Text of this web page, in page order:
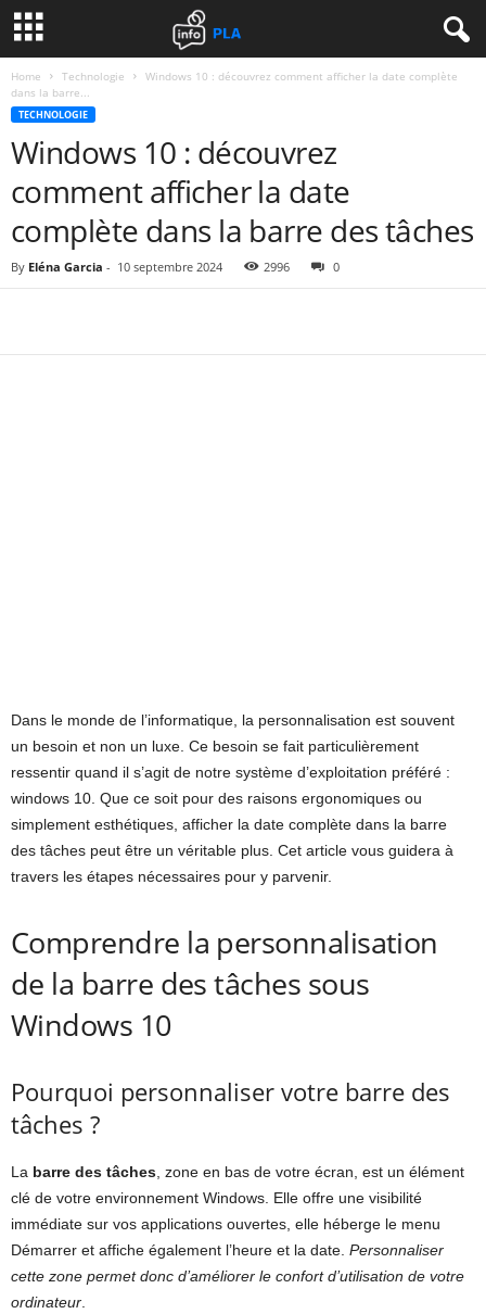
Home Technologie
Windows 10 : découvrez comment afficher la date complète
dans la barre...
TECHNOLOGIE
Windows 10 : découvrez
comment afficher la date
complète dans la barre des tâches
By Eléna Garcia - 10 septembre 2024 2996 0
Dans le monde de l’informatique, la personnalisation est souvent
un besoin et non un luxe. Ce besoin se fait particulièrement
ressentir quand il s’agit de notre système d’exploitation préféré :
windows 10. Que ce soit pour des raisons ergonomiques ou
simplement esthétiques, afficher la date complète dans la barre
des tâches peut être un véritable plus. Cet article vous guidera à
travers les étapes nécessaires pour y parvenir.
Comprendre la personnalisation
de la barre des tâches sous
Windows 10
Pourquoi personnaliser votre barre des
tâches ?
La barre des tâches , zone en bas de votre écran, est un élément
clé de votre environnement Windows. Elle offre une visibilité
immédiate sur vos applications ouvertes, elle héberge le menu
Démarrer et affiche également l’heure et la date. Personnaliser
cette zone permet donc d’améliorer le confort d’utilisation de votre
ordinateur